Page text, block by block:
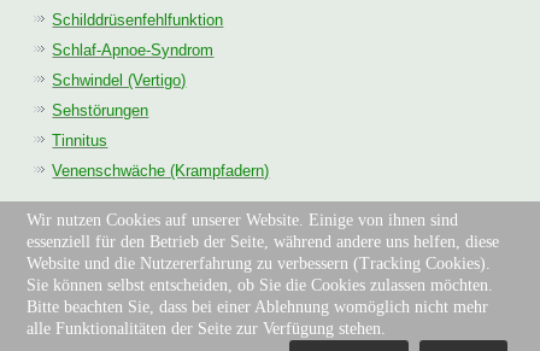
Schilddrüsenfehlfunktion
Schlaf-Apnoe-Syndrom
Schwindel (Vertigo)
Sehstörungen
Tinnitus
Venenschwäche (Krampfadern)
Impressum|Kontakt|Sprechzeiten
Copyright © 2024. All Rights Reserved.
Wir nutzen Cookies auf unserer Website. Einige von ihnen sind
essenziell für den Betrieb der Seite, während andere uns helfen, diese
Website und die Nutzererfahrung zu verbessern (Tracking Cookies).
Sie können selbst entscheiden, ob Sie die Cookies zulassen möchten.
Bitte beachten Sie, dass bei einer Ablehnung womöglich nicht mehr
alle Funktionalitäten der Seite zur Verfügung stehen.